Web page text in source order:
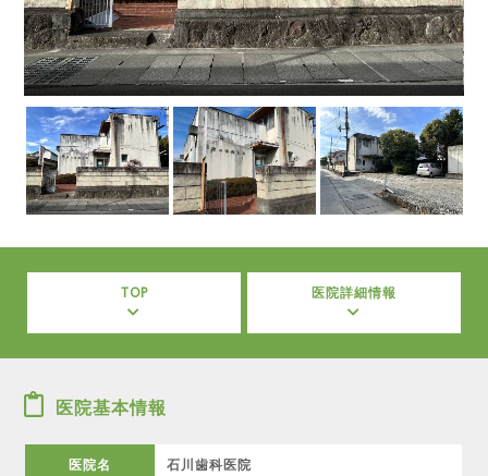
TOP 医院詳細情報
医院基本情報
医院名 石川歯科医院